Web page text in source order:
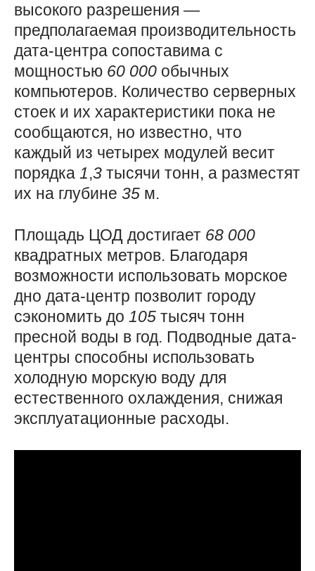
высокого разрешения —
предполагаемая производительность
дата-центра сопоставима с
мощностью 60 000 обычных
компьютеров. Количество серверных
стоек и их характеристики пока не
сообщаются, но известно, что
каждый из четырех модулей весит
порядка 1,3 тысячи тонн, а разместят
их на глубине 35 м.
Площадь ЦОД достигает 68 000
квадратных метров. Благодаря
возможности использовать морское
дно дата-центр позволит городу
сэкономить до 105 тысяч тонн
пресной воды в год. Подводные дата-
центры способны использовать
холодную морскую воду для
естественного охлаждения, снижая
эксплуатационные расходы.